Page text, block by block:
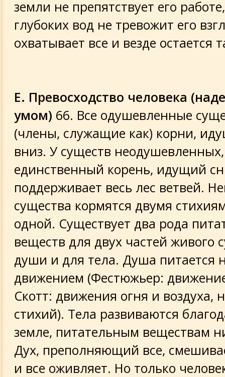
земли не препятствует его
глубоких вод не тревожит его
охватывает все и везде остается
Е. Превосходство человека
умом) 66. Все одушевленные
(члены, служащие как) корни,
вниз. У существ
единственный корень, идущий
поддерживает весь лес ветвей.
существа кормятся двумя
одной. Существует два рода
веществ для двух частей живого
души и для тела. Душа питается
движением (Фестюжьер:
Скотт: движения огня и воздуха,
стихий). Тела развиваются
земле, питательным веществам
Дух, преполняющий все,
и все оживляет. Но только